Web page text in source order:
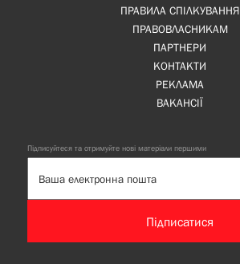
ПРАВИЛА СПІЛКУВАННЯ
ПРАВОВЛАСНИКАМ
ПАРТНЕРИ
КОНТАКТИ
РЕКЛАМА
ВАКАНСІЇ
Підписуйтеся та отримуйте нові матеріали першими
Підписатися